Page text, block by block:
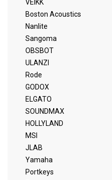
VEIKK
Boston Acoustics
Nanlite
Sangoma
OBSBOT
ULANZI
Rode
GODOX
ELGATO
SOUNDMAX
HOLLYLAND
MSI
JLAB
Yamaha
Portkeys